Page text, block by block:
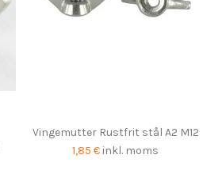
Vingemutter Rustfrit stål A2 M12
1,85 € inkl. moms